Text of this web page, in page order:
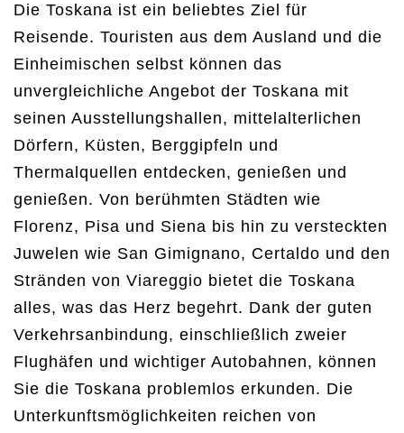
Die Toskana ist ein beliebtes Ziel für
Reisende. Touristen aus dem Ausland und die
Einheimischen selbst können das
unvergleichliche Angebot der Toskana mit
seinen Ausstellungshallen, mittelalterlichen
Dörfern, Küsten, Berggipfeln und
Thermalquellen entdecken, genießen und
genießen. Von berühmten Städten wie
Florenz, Pisa und Siena bis hin zu versteckten
Juwelen wie San Gimignano, Certaldo und den
Stränden von Viareggio bietet die Toskana
alles, was das Herz begehrt. Dank der guten
Verkehrsanbindung, einschließlich zweier
Flughäfen und wichtiger Autobahnen, können
Sie die Toskana problemlos erkunden. Die
Unterkunftsmöglichkeiten reichen von